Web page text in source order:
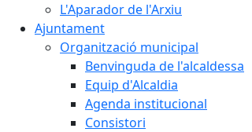
L'Aparador de l'Arxiu
Ajuntament
Organització municipal
Benvinguda de l'alcaldessa
Equip d'Alcaldia
Agenda institucional
Consistori